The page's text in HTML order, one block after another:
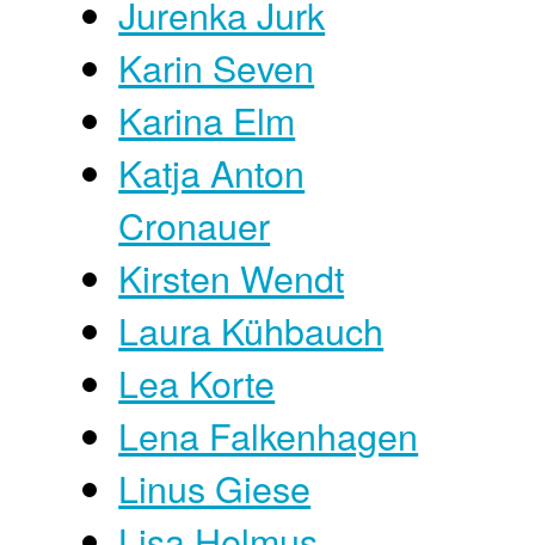
Jurenka Jurk
Karin Seven
Karina Elm
Katja Anton
Cronauer
Kirsten Wendt
Laura Kühbauch
Lea Korte
Lena Falkenhagen
Linus Giese